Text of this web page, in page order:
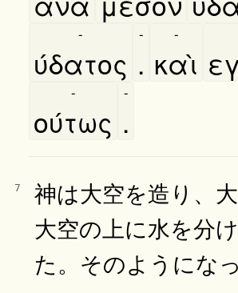
ύδατος
-
.
-
καὶ
-
ούτως
-
.
-
7
神は大空を造り、
大空の上に水を分
た。そのようになっ